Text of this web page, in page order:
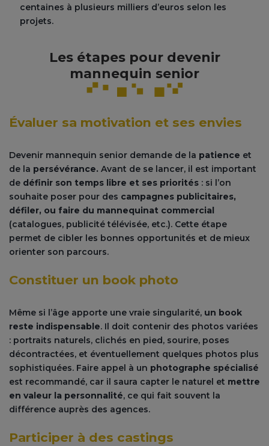
centaines à plusieurs milliers d’euros selon les
projets.
Les étapes pour devenir
mannequin senior
Évaluer sa motivation et ses envies
Devenir mannequin senior demande de la patience et
de la persévérance. Avant de se lancer, il est important
de définir son temps libre et ses priorités : si l’on
souhaite poser pour des campagnes publicitaires,
défiler, ou faire du mannequinat commercial
(catalogues, publicité télévisée, etc.). Cette étape
permet de cibler les bonnes opportunités et de mieux
orienter son parcours.
Constituer un book photo
Même si l’âge apporte une vraie singularité, un book
reste indispensable. Il doit contenir des photos variées
: portraits naturels, clichés en pied, sourire, poses
décontractées, et éventuellement quelques photos plus
sophistiquées. Faire appel à un photographe spécialisé
est recommandé, car il saura capter le naturel et mettre
en valeur la personnalité, ce qui fait souvent la
différence auprès des agences.
Participer à des castings